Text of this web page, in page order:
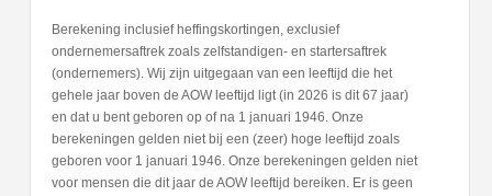
Berekening inclusief heffingskortingen, exclusief
ondernemersaftrek zoals zelfstandigen- en startersaftrek
(ondernemers). Wij zijn uitgegaan van een leeftijd die het
gehele jaar boven de AOW leeftijd ligt (in 2026 is dit 67 jaar)
en dat u bent geboren op of na 1 januari 1946. Onze
berekeningen gelden niet bij een (zeer) hoge leeftijd zoals
geboren voor 1 januari 1946. Onze berekeningen gelden niet
voor mensen die dit jaar de AOW leeftijd bereiken. Er is geen